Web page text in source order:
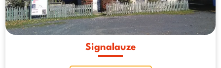
Signalauze